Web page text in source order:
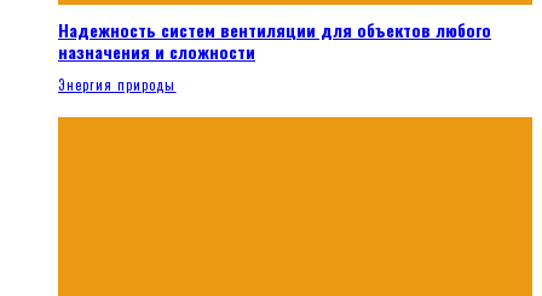
Надежность систем вентиляции для объектов любого
назначения и сложности
Энергия природы